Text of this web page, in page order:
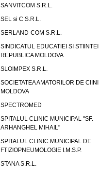
SANVITCOM S.R.L.
SEL si C S.R.L.
SERLAND-COM S.R.L.
SINDICATUL EDUCATIEI SI STIINTEI
REPUBLICA MOLDOVA
SLOIMPEX S.R.L.
SOCIETATEA AMATORILOR DE CIINI
MOLDOVA
SPECTROMED
SPITALUL CLINIC MUNICIPAL "SF.
ARHANGHEL MIHAIL"
SPITALUL CLINIC MUNICIPAL DE
FTIZIOPNEUMOLOGIE I.M.S.P.
STANA S.R.L.